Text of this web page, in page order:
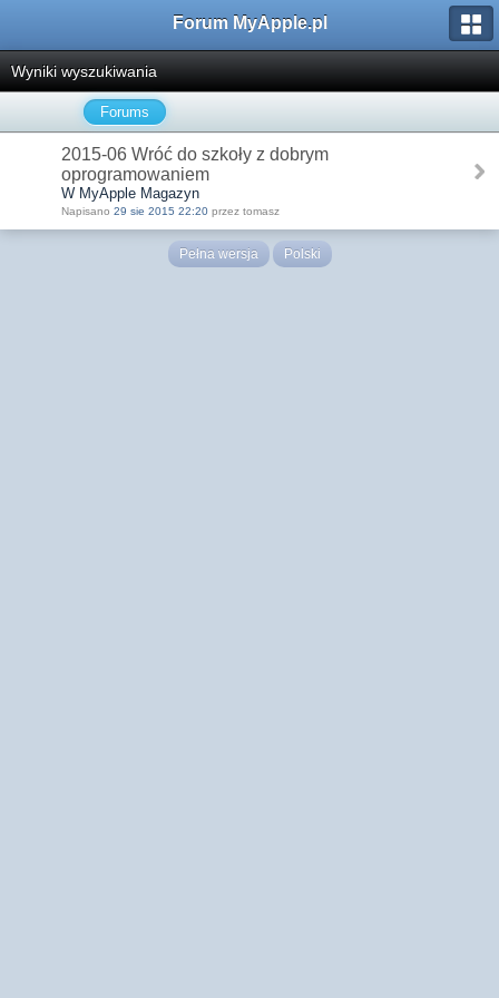
Forum MyApple.pl
Wyniki wyszukiwania
Forums
2015-06 Wróć do szkoły z dobrym
oprogramowaniem
W MyApple Magazyn
Napisano 29 sie 2015 22:20 przez tomasz
Pełna wersja Polski